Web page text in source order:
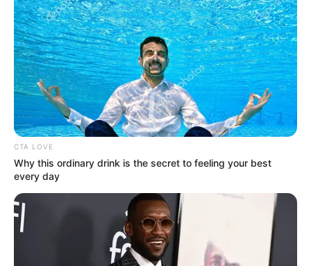
Baca juga:Biodata, Profil, dan Fakta Gorr the God Butcher
CTA LOVE
Why this ordinary drink is the secret to feeling your best
every day